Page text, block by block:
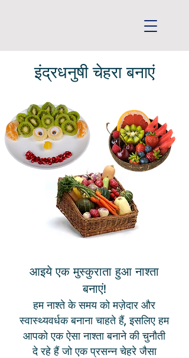
इंद्रधनुषी चेहरा बनाएं
आइये एक मुस्कुराता हुआ नाश्ता
बनाएं!
हम नाश्ते के समय को मज़ेदार और
स्वास्थ्यवर्धक बनाना चाहते हैं, इसलिए हम
आपको एक ऐसा नाश्ता बनाने की चुनौती
दे रहे हैं जो एक प्रसन्न चेहरे जैसा